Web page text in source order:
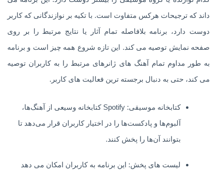
داند که ترجیحات هرکس متفاوت است. با تکیه بر نوازندگانی که کاربر
دوست دارد، برنامه بلافاصله تمام آثار یا نتایج مرتبط را بر روی
صفحه نمایش توصیه می کند. این تازه شروع همه چیز است و برنامه
به طور مداوم تمام آهنگ های ژانرهای مرتبط را به کاربران توصیه
می کند، حتی به دنبال برجسته ترین فعالیت های کاربر.
کتابخانه موسیقی: Spotify کتابخانه وسیعی از آهنگ‌ها،
آلبوم‌ها و پادکست‌ها را در اختیار کاربران قرار می‌دهد تا
بتوانند آن‌ها را پخش کنند.
لیست های پخش: این برنامه به کاربران امکان می دهد